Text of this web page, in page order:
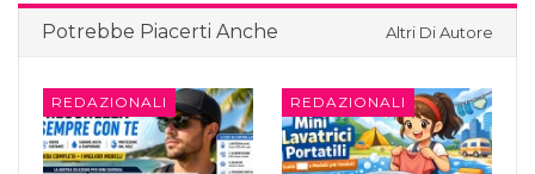
Potrebbe Piacerti Anche Altri Di Autore
REDAZIONALI REDAZIONALI